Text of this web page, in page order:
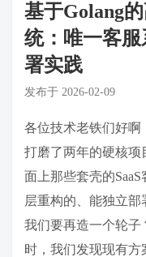
基于Golang
统：唯一客
署实践
发布于 2026-02-09
各位技术老铁们好啊
打磨了两年的硬核
面上那些套壳的
层重构的、能独立部
我们要再造一个轮子
时，我们发现现有方